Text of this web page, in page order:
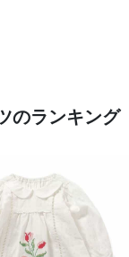
のランキング